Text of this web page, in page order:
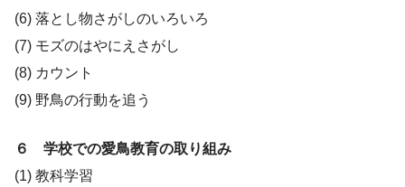
(6) 落とし物さがしのいろいろ
(7) モズのはやにえさがし
(8) カウント
(9) 野鳥の行動を追う
６ 学校での愛鳥教育の取り組み
(1) 教科学習